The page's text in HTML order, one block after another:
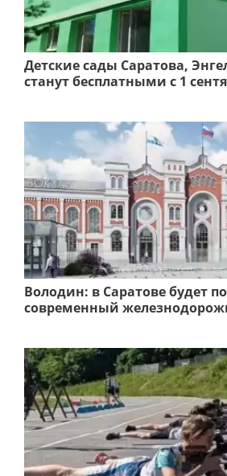
Детские сады Саратова,
станут бесплатными с 1
Володин: в Саратове будет
современный